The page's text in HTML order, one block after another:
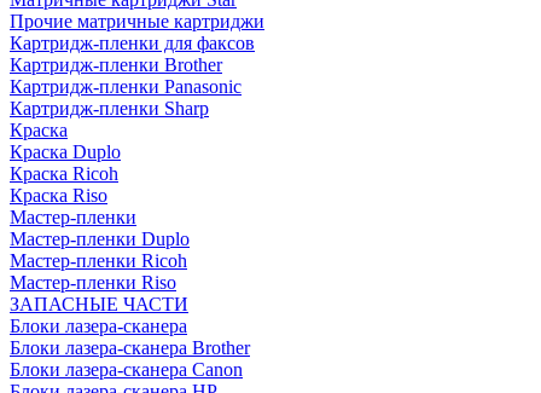
Прочие матричные картриджи
Картридж-пленки для факсов
Картридж-пленки Brother
Картридж-пленки Panasonic
Картридж-пленки Sharp
Краска
Краска Duplo
Краска Ricoh
Краска Riso
Мастер-пленки
Мастер-пленки Duplo
Мастер-пленки Ricoh
Мастер-пленки Riso
ЗАПАСНЫЕ ЧАСТИ
Блоки лазера-сканера
Блоки лазера-сканера Brother
Блоки лазера-сканера Canon